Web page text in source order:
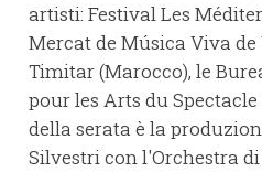
artisti: Festival Les
Mercat de Música Viva de
Timitar (Marocco), le
pour les Arts du
della serata è la
Silvestri con l'Orchestra